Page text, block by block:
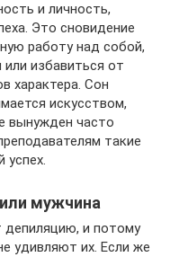
и личность,
Это сновидение
работу над собой,
избавиться от
характера. Сон
искусством,
вынужден часто
такие
мужчина
и потому
удивляют их. Если же